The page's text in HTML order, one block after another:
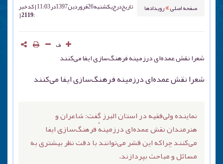
صفحه اصلی رویدادها تاریخ درجیکشنبه 26 فروردين 1397 در 11:03 کد خبر
: 2119
ف
شعرا نقش عمده‌ای درزمینه فرهنگ‌سازی ایفا می‌کنند
شعرا نقش عمده‌ای درزمینه فرهنگ‌سازی ایفا می‌کنند
نماینده ولی‌فقیه در استان البرز گفت: شاعران و
هنرمندان نقش عمده‌ای درزمینهٔ فرهنگ‌سازی ایفا
می‌کنند چراکه این قشر می‌توانند با دقت نظر بیشتری به
مسائل و‌ مباحث بپردازند.